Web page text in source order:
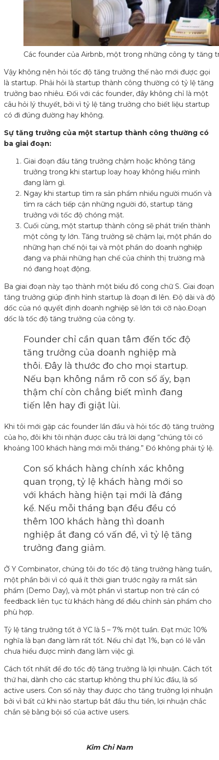
Các founder của Airbnb, một trong những công ty tăng
Vậy không nên hỏi tốc độ tăng trưởng thế nào mới được gọi
là startup. Phải hỏi là startup thành công thường có tỷ lệ tăng
trưởng bao nhiêu. Đối với các founder, đây không chỉ là một
câu hỏi lý thuyết, bởi vì tỷ lệ tăng trưởng cho biết liệu startup
có đi đúng đường hay không.
Sự tăng trưởng của một startup thành công thường có
ba giai đoạn:
Giai đoạn đầu tăng trưởng chậm hoặc không tăng
trưởng trong khi startup loay hoay không hiểu mình
đang làm gì.
Ngay khi startup tìm ra sản phẩm nhiều người muốn và
tìm ra cách tiếp cận những người đó, startup tăng
trưởng với tốc độ chóng mặt.
Cuối cùng, một startup thành công sẽ phát triển thành
một công ty lớn. Tăng trưởng sẽ chậm lại, một phần do
những hạn chế nội tại và một phần do doanh nghiệp
đang va phải những hạn chế của chính thị trường mà
nó đang hoạt động.
Ba giai đoạn này tạo thành một biểu đồ cong chữ S. Giai đoạn
tăng trưởng giúp định hình startup là đoạn đi lên. Độ dài và độ
dốc của nó quyết định doanh nghiệp sẽ lớn tới cỡ nào.Đoạn
dốc là tốc độ tăng trưởng của công ty.
Founder chỉ cần quan tâm đến tốc độ
tăng trưởng của doanh nghiệp mà
thôi. Đây là thước đo cho mọi startup.
Nếu bạn không nắm rõ con số ấy, bạn
thậm chí còn chẳng biết mình đang
tiến lên hay đi giật lùi.
Khi tôi mới gặp các founder lần đầu và hỏi tốc độ tăng trưởng
của họ, đôi khi tôi nhận được câu trả lời dạng “chúng tôi có
khoảng 100 khách hàng mới mỗi tháng.” Đó không phải tỷ lệ.
Con số khách hàng chính xác không
quan trọng, tỷ lệ khách hàng mới so
với khách hàng hiện tại mới là đáng
kể. Nếu mỗi tháng bạn đều đều có
thêm 100 khách hàng thì doanh
nghiệp ắt đang có vấn đề, vì tỷ lệ tăng
trưởng đang giảm.
Ở Y Combinator, chúng tôi đo tốc độ tăng trưởng hàng tuần,
một phần bởi vì có quá ít thời gian trước ngày ra mắt sản
phẩm (Demo Day), và một phần vì startup non trẻ cần có
feedback liên tục từ khách hàng để điều chỉnh sản phẩm cho
phù hợp.
Tỷ lệ tăng trưởng tốt ở YC là 5 – 7% một tuần. Đạt mức 10%
nghĩa là bạn đang làm rất tốt. Nếu chỉ đạt 1%, bạn có lẽ vẫn
chưa hiểu được mình đang làm việc gì.
Cách tốt nhất để đo tốc độ tăng trưởng là lợi nhuận. Cách tốt
thứ hai, dành cho các startup không thu phí lúc đầu, là số
active users. Con số này thay được cho tăng trưởng lợi nhuận
bởi vì bất cứ khi nào startup bắt đầu thu tiền, lợi nhuận chắc
chắn sẽ bằng bội số của active users.
Kim Chỉ Nam